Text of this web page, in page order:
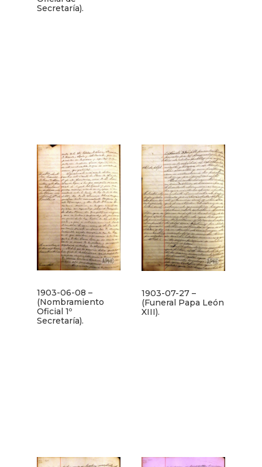
Secretaría).
1903-06-08 –
(Nombramiento
Oficial 1º
Secretaría).
1903-07-27 –
(Funeral Papa León
XIII).